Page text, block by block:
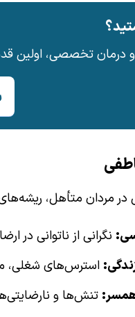
تخصصی، اولین
در مردان متأهل،
نگرانی از ناتوانی در
استرس‌های شغلی،
همسر: تنش‌ها و